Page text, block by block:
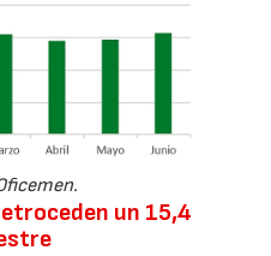
un 15,4